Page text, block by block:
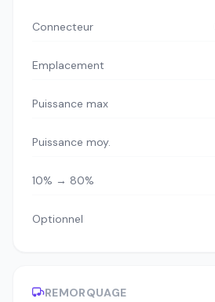
Connecteur
Emplacement
Puissance max
Puissance moy.
10% → 80%
Optionnel
REMORQUAGE